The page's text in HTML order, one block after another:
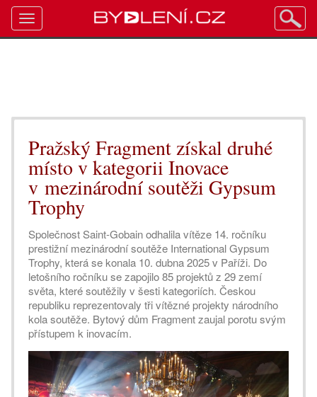
Pražský Fragment získal druhé
místo v kategorii Inovace
v mezinárodní soutěži Gypsum
Trophy
Společnost Saint-Gobain odhalila vítěze 14. ročníku
prestižní mezinárodní soutěže International Gypsum
Trophy, která se konala 10. dubna 2025 v Paříži. Do
letošního ročníku se zapojilo 85 projektů z 29 zemí
světa, které soutěžily v šesti kategoriích. Českou
republiku reprezentovaly tři vítězné projekty národního
kola soutěže. Bytový dům Fragment zaujal porotu svým
přístupem k inovacím.
Toggle
navigation